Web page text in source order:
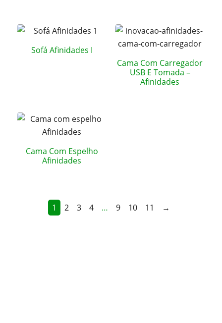
Sofá Afinidades I
Cama Com Carregador
USB E Tomada –
Afinidades
Cama Com Espelho
Afinidades
1 2 3 4 … 9 10 11 →